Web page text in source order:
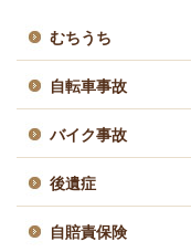
むちうち
自転車事故
バイク事故
後遺症
自賠責保険